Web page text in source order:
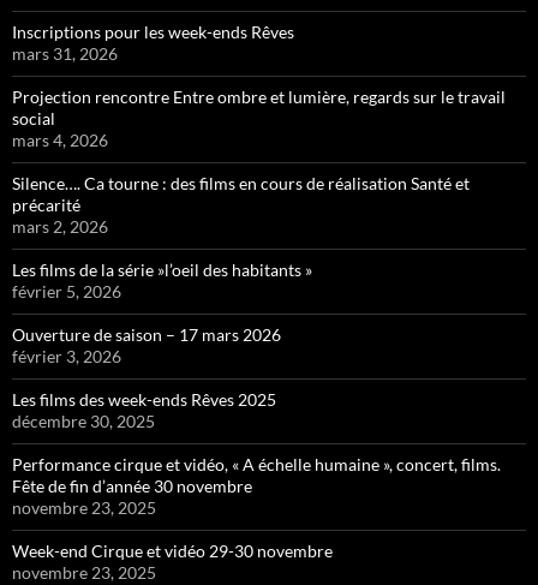
Inscriptions pour les week-ends Rêves
mars 31, 2026
Projection rencontre Entre ombre et lumière, regards sur le travail
social
mars 4, 2026
Silence…. Ca tourne : des films en cours de réalisation Santé et
précarité
mars 2, 2026
Les films de la série »l’oeil des habitants »
février 5, 2026
Ouverture de saison – 17 mars 2026
février 3, 2026
Les films des week-ends Rêves 2025
décembre 30, 2025
Performance cirque et vidéo, « A échelle humaine », concert, films.
Fête de fin d’année 30 novembre
novembre 23, 2025
Week-end Cirque et vidéo 29-30 novembre
novembre 23, 2025